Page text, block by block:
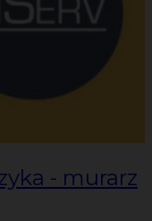
- murarz